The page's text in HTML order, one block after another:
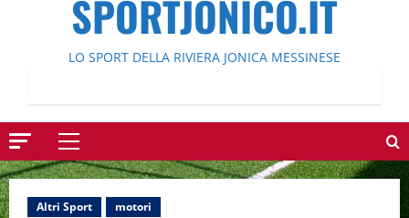
SPORTJONICO.IT
LO SPORT DELLA RIVIERA JONICA MESSINESE
Menu
principale
Altri Sport motori